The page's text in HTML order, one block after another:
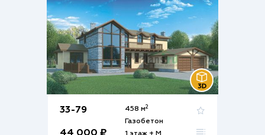
33-79 458 м2
Газобетон